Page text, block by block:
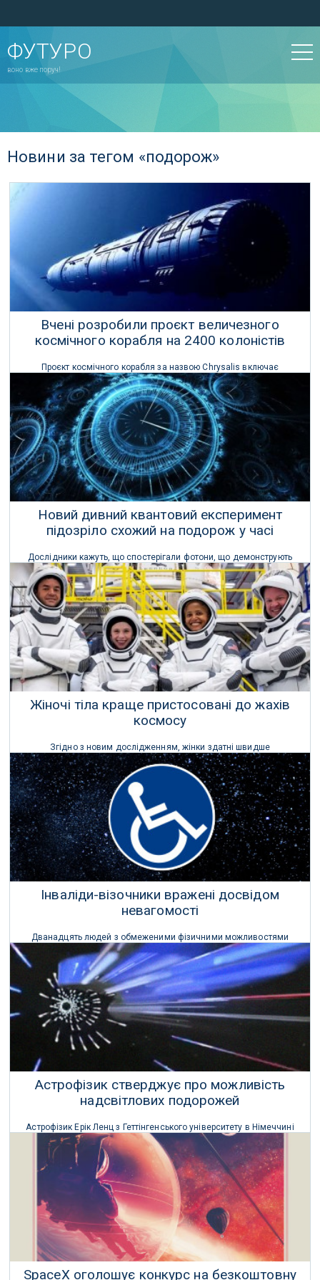
ФУТУРО
воно вже поруч!
Новини за тегом «подорож»
Вчені розробили проєкт величезного
космічного корабля на 2400 колоністів
Проєкт космічного корабля за назвою Chrysalis включає
бібліотеки, тропічні ліси та структурні виробничі потужності, всі з
яких підтримуються штучною гравітацією.
12 Серпня 2025 р.
Новий дивний квантовий експеримент
підозріло схожий на подорож у часі
Дослідники кажуть, що спостерігали фотони, що демонструють
химерну квантову поведінку в результаті так званого атомного
збудження.
03 Жовтня 2024 р.
Жіночі тіла краще пристосовані до жахів
космосу
Згідно з новим дослідженням, жінки здатні швидше
відновлюватися після космічного польоту, ніж чоловіки, хоча
неясно, чому.
15 Червня 2024 р.
Інваліди-візочники вражені досвідом
невагомості
Дванадцять людей з обмеженими фізичними можливостями
мали можливість випробувати невагомість під час польоту
AstroAccess минулого тижня.
30 Жовтня 2021 р.
Астрофізик стверджує про можливість
надсвітлових подорожей
Астрофізик Ерік Ленц з Геттінгенського університету в Німеччині
розробив теоретичну конструкцію двигуна викривлення, що
використовує звичайну фізику.
14 Березня 2021 р.
SpaceX оголошує конкурс на безкоштовну